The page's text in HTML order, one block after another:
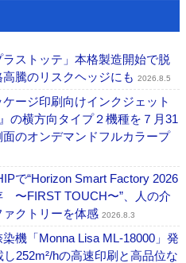
ストッテ」本格製造開始で脱
騰のリスクヘッジにも 2026.8.5
ージ印刷向けインクジェット
の横方向タイプ２機種を７月31
のオンデマンドフルカラープ
で“Horizon Smart Factory 2026
〜FIRST TOUCH〜”、人の介
クトリーを体感 2026.8.3
機「Monna Lisa ML-18000」発
252m²/hの高速印刷と高品位な